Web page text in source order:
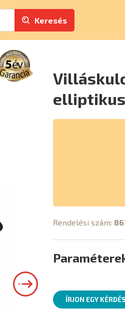
Keresés
elliptikus
Rendelési szám:
ÍRJON EGY